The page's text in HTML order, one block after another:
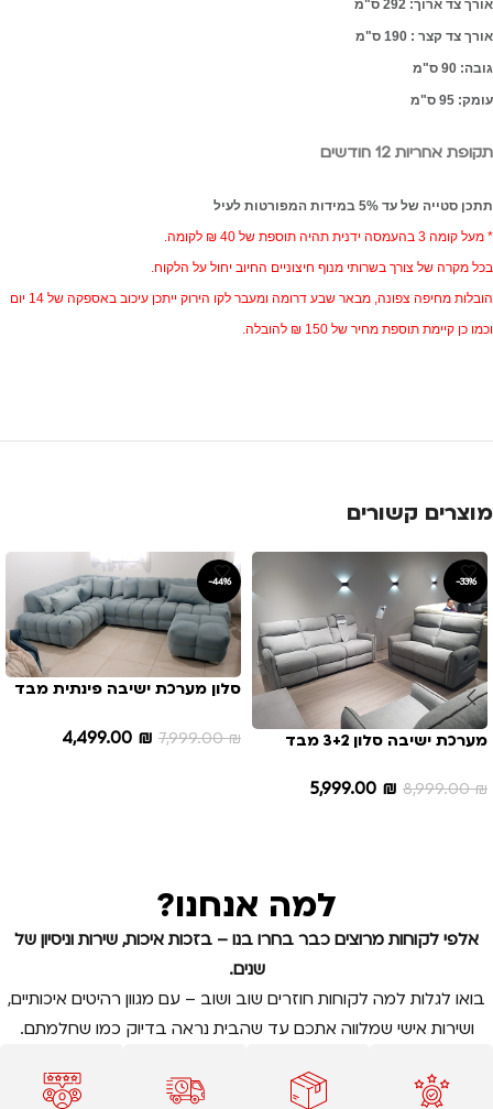
אורך צד ארוך: 292 ס"מ
אורך צד קצר : 190 ס"מ
גובה: 90 ס"מ
עומק: 95 ס"מ
תקופת אחריות 12 חודשים
תתכן סטייה של עד 5% במידות המפורטות לעיל
* מעל קומה 3 בהעמסה ידנית תהיה תוספת של 40 ₪ לקומה.
בכל מקרה של צורך בשרותי מנוף חיצוניים החיוב יחול על הלקוח.
הובלות מחיפה צפונה, מבאר שבע דרומה ומעבר לקו הירוק ייתכן עיכוב באספקה של 14 יום
וכמו כן קיימת תוספת מחיר של 150 ₪ להובלה.
מוצרים קשורים
-33%
מערכת ישיבה סלון 3+2 מבד
8,999.00₪
5,999.00 ₪
-44%
סלון מערכת ישיבה פינתית מבד
7,999.00₪
4,499.00 ₪
למה אנחנו?
אלפי לקוחות מרוצים כבר בחרו בנו – בזכות איכות, שירות וניסיון של
שנים.
בואו לגלות למה לקוחות חוזרים שוב ושוב – עם מגוון רהיטים איכותיים,
ושירות אישי שמלווה אתכם עד שהבית נראה בדיוק כמו שחלמתם.